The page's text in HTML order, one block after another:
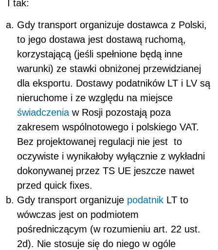
I tak:
Gdy transport organizuje dostawca z Polski,
to jego dostawa jest dostawą ruchomą,
korzystającą (jeśli spełnione będą inne
warunki) ze stawki obniżonej przewidzianej
dla eksportu. Dostawy podatników LT i LV są
nieruchome i ze względu na miejsce
świadczeniaw Rosji pozostają poza
zakresem wspólnotowego i polskiego VAT.
Bez projektowanej regulacji nie jest to
oczywiste i wynikałoby wyłącznie z wykładni
dokonywanej przez TS UE jeszcze nawet
przed quick fixes.
Gdy transport organizuje podatnik LT to
wówczas jest on podmiotem
pośredniczącym (w rozumieniu art. 22 ust.
2d). Nie stosuje się do niego w ogóle